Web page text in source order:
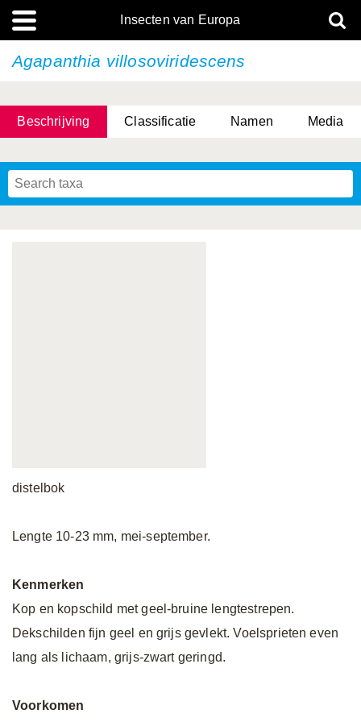
Insecten van Europa
Agapanthia villosoviridescens
Beschrijving Classificatie Namen Media
distelbok
Lengte 10-23 mm, mei-september.
Kenmerken
Kop en kopschild met geel-bruine lengtestrepen.
Dekschilden fijn geel en grijs gevlekt. Voelsprieten even
lang als lichaam, grijs-zwart geringd.
Voorkomen